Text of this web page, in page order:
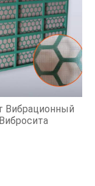
Вибрационный
Вибросита